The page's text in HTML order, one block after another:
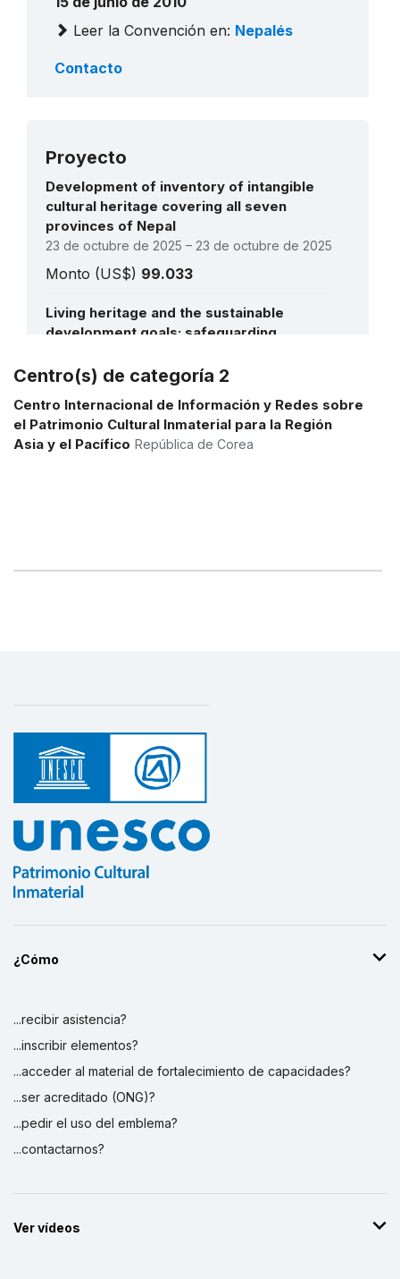
Leer la Convención en: Nepalés
Contacto
Proyecto
Development of inventory of intangible
cultural heritage covering all seven
provinces of Nepal
23 de octubre de 2025 – 23 de octubre de 2025
Monto (US$) 99.033
Living heritage and the sustainable
development goals: safeguarding
formal and non-formal education in the
Asia and the Pacific Region and in Africa
1 de abril de 2021 – 31 de julio de 2025
Monto (US$)180.000
Monto (US$)1.020.484
Ver todos los proyectos
Centro(s) de categoría 2
Centro Internacional de Información y Redes sobre
el Patrimonio Cultural Inmaterial para la Región
Asia y el Pacífico República de Corea
¿Cómo
...recibir asistencia?
...inscribir elementos?
...acceder al material de fortalecimiento de capacidades?
...ser acreditado (ONG)?
...pedir el uso del emblema?
...contactarnos?
Ver vídeos